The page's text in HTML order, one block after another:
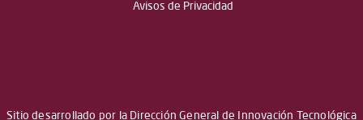
Avisos de Privacidad
Sitio desarrollado por la Dirección General de Innovación Tecnológica